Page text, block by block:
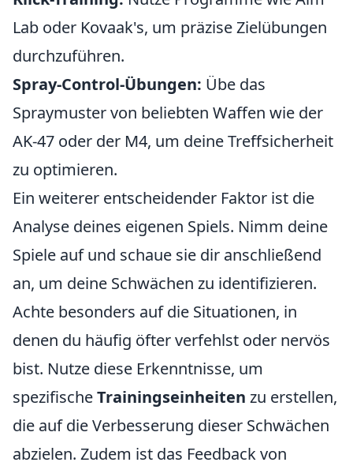
Lab oder Kovaak's, um präzise Zielübungen
durchzuführen.
Spray-Control-Übungen: Übe das
Spraymuster von beliebten Waffen wie der
AK-47 oder der M4, um deine Treffsicherheit
zu optimieren.
Ein weiterer entscheidender Faktor ist die
Analyse deines eigenen Spiels. Nimm deine
Spiele auf und schaue sie dir anschließend
an, um deine Schwächen zu identifizieren.
Achte besonders auf die Situationen, in
denen du häufig öfter verfehlst oder nervös
bist. Nutze diese Erkenntnisse, um
spezifischeTrainingseinheiten zu erstellen,
die auf die Verbesserung dieser Schwächen
abzielen. Zudem ist das Feedback von